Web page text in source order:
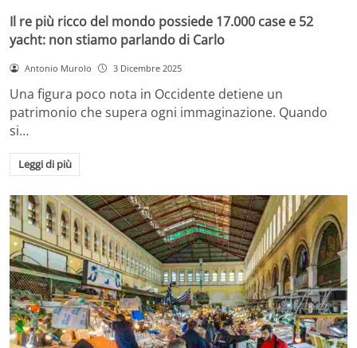
Il re più ricco del mondo possiede 17.000 case e 52
yacht: non stiamo parlando di Carlo
Antonio Murolo 3 Dicembre 2025
Una figura poco nota in Occidente detiene un
patrimonio che supera ogni immaginazione. Quando
si…
Leggi di più